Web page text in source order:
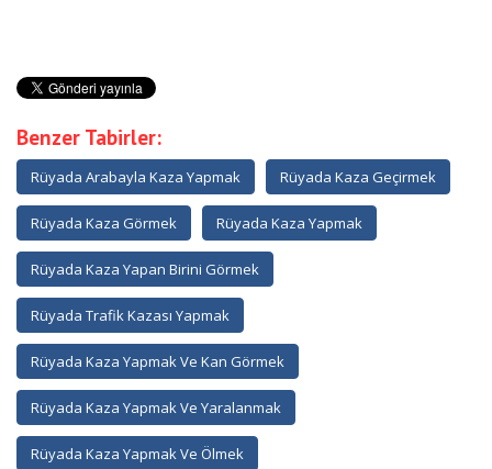
Benzer Tabirler:
Rüyada Arabayla Kaza Yapmak Rüyada Kaza Geçirmek
Rüyada Kaza Görmek Rüyada Kaza Yapmak
Rüyada Kaza Yapan Birini Görmek
Rüyada Trafik Kazası Yapmak
Rüyada Kaza Yapmak Ve Kan Görmek
Rüyada Kaza Yapmak Ve Yaralanmak
Rüyada Kaza Yapmak Ve Ölmek